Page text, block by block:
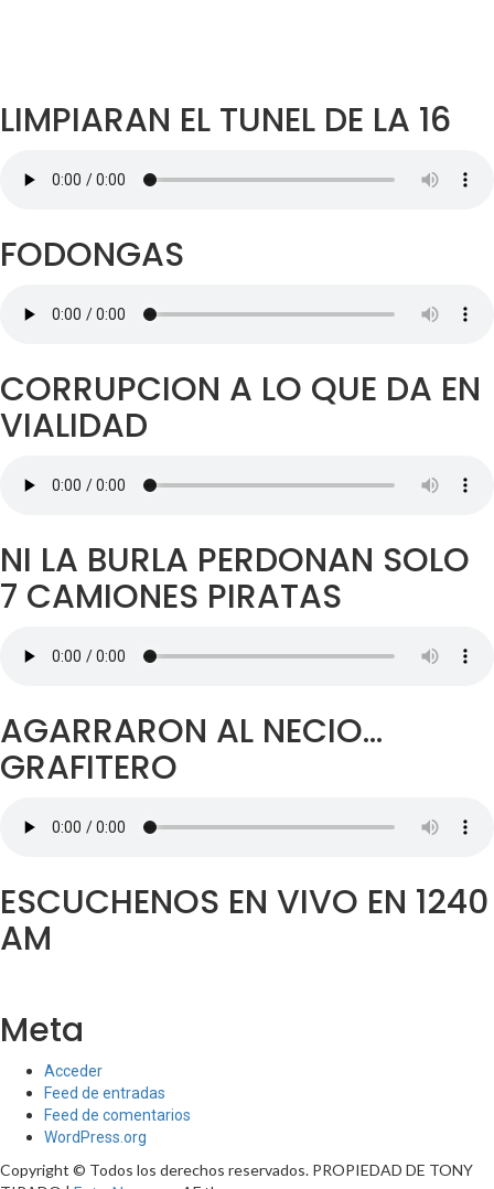
LIMPIARAN EL TUNEL DE LA 16
FODONGAS
CORRUPCION A LO QUE DA EN
VIALIDAD
NI LA BURLA PERDONAN SOLO
7 CAMIONES PIRATAS
AGARRARON AL NECIO…
GRAFITERO
ESCUCHENOS EN VIVO EN 1240
AM
Meta
Acceder
Feed de entradas
Feed de comentarios
WordPress.org
Copyright © Todos los derechos reservados. PROPIEDAD DE TONY